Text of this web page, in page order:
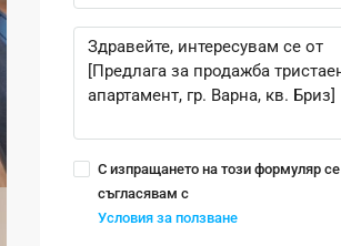
С изпращането на този формуляр се
съгласявам с
Условия за ползване